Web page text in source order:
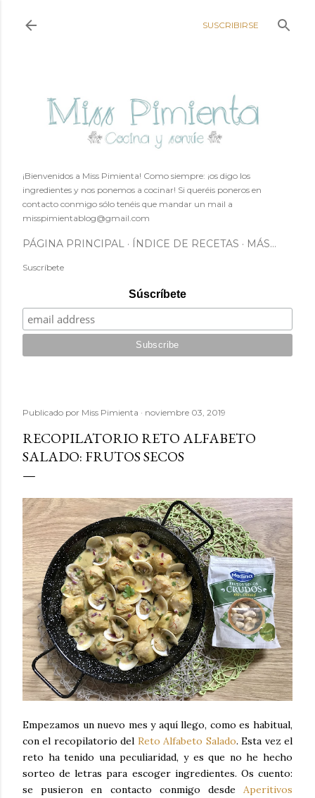
SUSCRIBIRSE
¡Bienvenidos a Miss Pimienta! Como siempre: ¡os digo los
ingredientes y nos ponemos a cocinar! Si queréis poneros en
contacto conmigo sólo tenéis que mandar un mail a
misspimientablog@gmail.com
PÁGINA PRINCIPAL ÍNDICE DE RECETAS MÁS…
Suscríbete
Súscríbete
Publicado por Miss Pimienta noviembre 03, 2019
RECOPILATORIO RETO ALFABETO
SALADO: FRUTOS SECOS
Empezamos un nuevo mes y aquí llego, como es habitual,
con el recopilatorio del Reto Alfabeto Salado. Esta vez el
reto ha tenido una peculiaridad, y es que no he hecho
sorteo de letras para escoger ingredientes. Os cuento:
se pusieron en contacto conmigo desde Aperitivos